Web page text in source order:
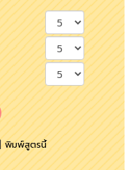
พิมพ์สูตรนี้